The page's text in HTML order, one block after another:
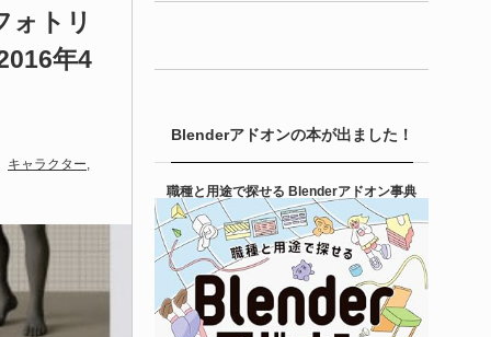
ディタス...
08-03
Unreal Engine プラグインです。FabとGithub上で無料公開さ
います！
Unity 本
エフェクトレシピブック パーツを組み合
て作れる | ktk.kum...
ォトリ
年4
キャラクター
Blenderアドオンの本が出ました！
職種と用途で探せる Blenderアドオン事典